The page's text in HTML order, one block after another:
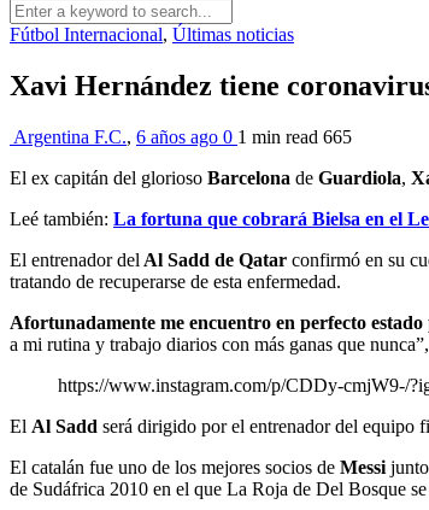
Fútbol Internacional, Últimas noticias
Xavi Hernández tiene
Argentina F.C., 6 años ago 0 1 min read 665
El ex capitán del glorioso Barcelona de Guardiola,
Leé también: La fortuna que cobrará Bielsa en el
El entrenador del Al Sadd de Qatar confirmó en su
tratando de recuperarse de esta enfermedad.
Afortunadamente me encuentro en perfecto
a mi rutina y trabajo diarios con más ganas que
https://www.instagram.com/p/CDDy-cmjW9-/
El Al Sadd será dirigido por el entrenador del equipo
El catalán fue uno de los mejores socios de Messi
de Sudáfrica 2010 en el que La Roja de Del Bosque